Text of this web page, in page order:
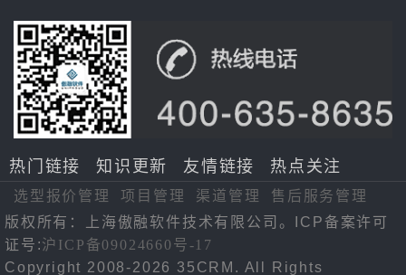
热门链接 知识更新 友情链接 热点关注
选型报价管理 项目管理 渠道管理
售后服务管理
版权所有：上海傲融软件技术有限公司。ICP备案许可
证号:沪ICP备09024660号-17
Copyright 2008-2026 35CRM. All Rights